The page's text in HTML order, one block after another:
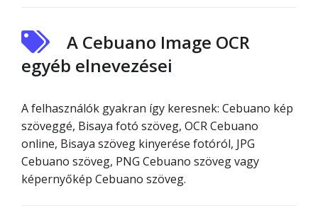
A Cebuano Image OCR
egyéb elnevezései
A felhasználók gyakran így keresnek: Cebuano kép
szöveggé, Bisaya fotó szöveg, OCR Cebuano
online, Bisaya szöveg kinyerése fotóról, JPG
Cebuano szöveg, PNG Cebuano szöveg vagy
képernyőkép Cebuano szöveg.